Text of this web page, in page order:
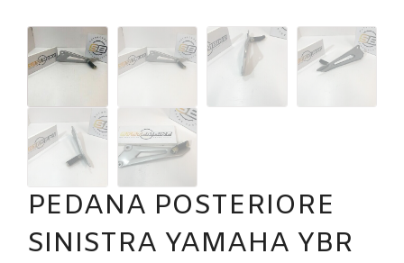
Shop Ricambi
Note Generali
Contatti
PEDANA POSTERIORE
SINISTRA YAMAHA YBR